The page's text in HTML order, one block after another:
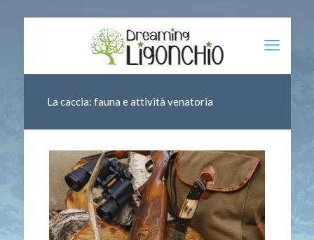
La caccia: fauna e attività venatoria